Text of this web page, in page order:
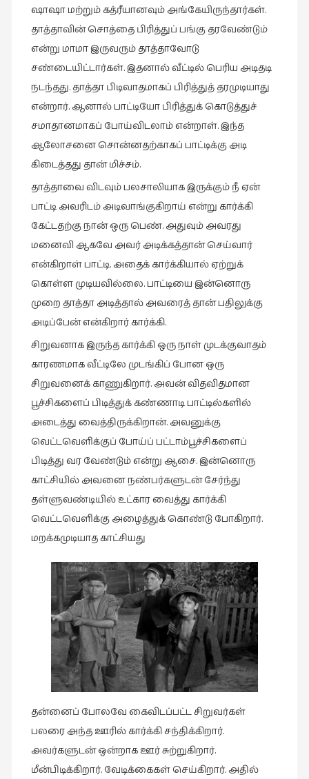
விமர்சனம்
விளையாட்டு
ஷேக்ஸ்பியரின்
ஷாஷா மற்றும் கத்ரீயானவும் அங்கேயிருந்தார்கள்.
தாத்தாவின் சொத்தை பிரித்துப் பங்கு தரவேண்டும்
என்று மாமா இருவரும் தாத்தாவோடு
சண்டையிட்டார்கள். இதனால் வீட்டில் பெரிய அடிதடி
நடந்தது. தாத்தா பிடிவாதமாகப் பிரித்துத் தரமுடியாது
என்றார். ஆனால் பாட்டியோ பிரித்துக் கொடுத்துச்
சமாதானமாகப் போய்விடலாம் என்றாள். இந்த
ஆலோசனை சொன்னதற்காகப் பாட்டிக்கு அடி
கிடைத்தது தான் மிச்சம்.
தாத்தாவை விடவும் பலசாலியாக இருக்கும் நீ ஏன்
பாட்டி அவரிடம் அடிவாங்குகிறாய் என்று கார்க்கி
கேட்டதற்கு நான் ஒரு பெண். அதுவும் அவரது
மனைவி ஆகவே அவர் அடிக்கத்தான் செய்வார்
என்கிறாள் பாட்டி. அதைக் கார்க்கியால் ஏற்றுக்
கொள்ள முடியவில்லை. பாட்டியை இன்னொரு
முறை தாத்தா அடித்தால் அவரைத் தான் பதிலுக்கு
அடிப்பேன் என்கிறார் கார்க்கி.
சிறுவனாக இருந்த கார்க்கி ஒரு நாள் முடக்குவாதம்
காரணமாக வீட்டிலே முடங்கிப் போன ஒரு
சிறுவனைக் காணுகிறார். அவன் விதவிதமான
பூச்சிகளைப் பிடித்துக் கண்ணாடி பாட்டில்களில்
அடைத்து வைத்திருக்கிறான். அவனுக்கு
வெட்டவெளிக்குப் போய்ப் பட்டாம்பூச்சிகளைப்
பிடித்து வர வேண்டும் என்று ஆசை. இன்னொரு
காட்சியில் அவனை நண்பர்களுடன் சேர்ந்து
தள்ளுவண்டியில் உட்கார வைத்து கார்க்கி
வெட்டவெளிக்கு அழைத்துக் கொண்டு போகிறார்.
மறக்கமுடியாத காட்சியது
தன்னைப் போலவே கைவிடப்பட்ட சிறுவர்கள்
பலரை அந்த ஊரில் கார்க்கி சந்திக்கிறார்.
அவர்களுடன் ஒன்றாக ஊர் சுற்றுகிறார்.
மீன்பிடிக்கிறார். வேடிக்கைகள் செய்கிறார். அதில்